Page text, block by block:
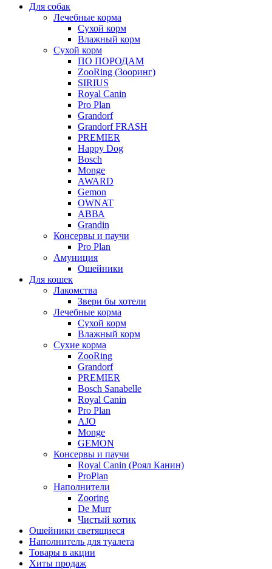
Для собак
Лечебные корма
Сухой корм
Влажный корм
Сухой корм
ПО ПОРОДАМ
ZooRing (Зооринг)
SIRIUS
Royal Canin
Pro Plan
Grandorf
Grandorf FRASH
PREMIER
Happy Dog
Bosch
Monge
AWARD
Gemon
OWNAT
АВВА
Grandin
Консервы и паучи
Pro Plan
Амуниция
Ошейники
Для кошек
Лакомства
Звери бы хотели
Лечебные корма
Сухой корм
Влажный корм
Сухие корма
ZooRing
Grandorf
PREMIER
Bosch Sanabelle
Royal Canin
Pro Plan
AJO
Monge
GEMON
Консервы и паучи
Royal Canin (Роял Канин)
ProPlan
Наполнители
Zooring
De Murr
Чистый котик
Ошейники светящиеся
Наполнитель для туалета
Товары в акции
Хиты продаж